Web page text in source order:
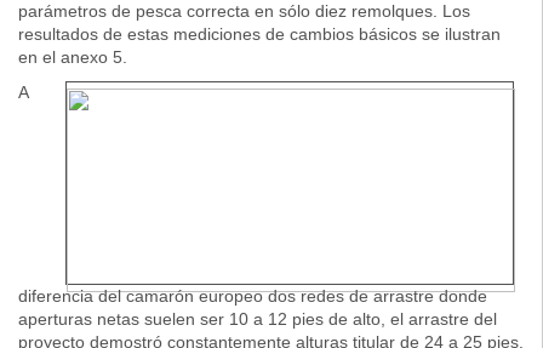
parámetros de pesca correcta en sólo diez remolques. Los
resultados de estas mediciones de cambios básicos se ilustran
en el anexo 5.
A
diferencia del camarón europeo dos redes de arrastre donde
aperturas netas suelen ser 10 a 12 pies de alto, el arrastre del
proyecto demostró constantemente alturas titular de 24 a 25 pies.